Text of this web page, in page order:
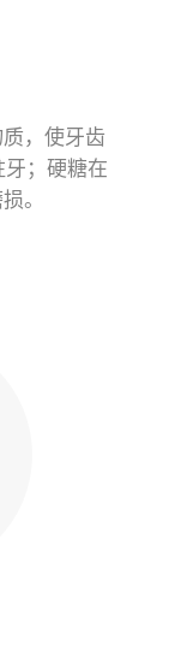
，使牙齿
；硬糖在
。